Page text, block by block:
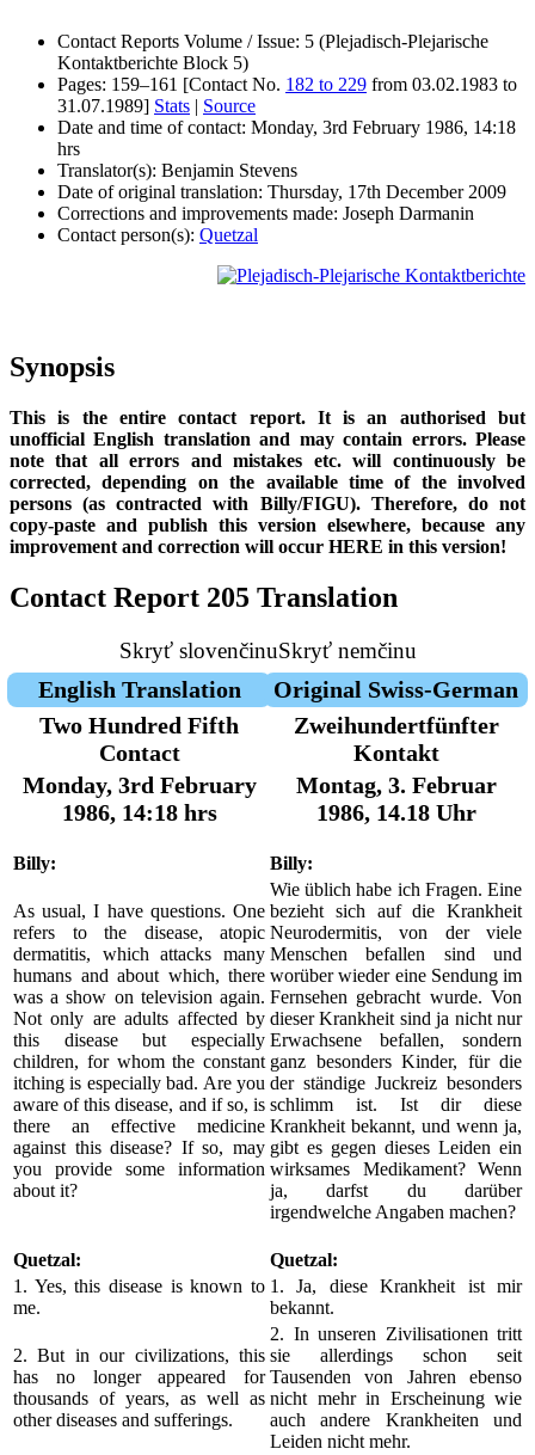
Contact Reports Volume / Issue: 5 (Plejadisch-Plejarische
Kontaktberichte Block 5)
Pages: 159–161 [Contact No. 182 to 229 from 03.02.1983 to
31.07.1989] Stats | Source
Date and time of contact: Monday, 3rd February 1986, 14:18
hrs
Translator(s): Benjamin Stevens
Date of original translation: Thursday, 17th December 2009
Corrections and improvements made: Joseph Darmanin
Contact person(s): Quetzal
Synopsis
This is the entire contact report. It is an authorised but
unofficial English translation and may contain errors. Please
note that all errors and mistakes etc. will continuously be
corrected, depending on the available time of the involved
persons (as contracted with Billy/FIGU). Therefore, do not
copy-paste and publish this version elsewhere, because any
improvement and correction will occur HERE in this version!
Contact Report 205 Translation
Skryť slovenčinuSkryť nemčinu
English Translation
Original Swiss-German
Two Hundred Fifth
Contact
Zweihundertfünfter
Kontakt
Monday, 3rd February
1986, 14:18 hrs
Montag, 3. Februar
1986, 14.18 Uhr
Billy: Billy:
As usual, I have questions. One
refers to the disease, atopic
dermatitis, which attacks many
humans and about which, there
was a show on television again.
Not only are adults affected by
this disease but especially
children, for whom the constant
itching is especially bad. Are you
aware of this disease, and if so, is
there an effective medicine
against this disease? If so, may
you provide some information
about it?
Wie üblich habe ich Fragen. Eine
bezieht sich auf die Krankheit
Neurodermitis, von der viele
Menschen befallen sind und
worüber wieder eine Sendung im
Fernsehen gebracht wurde. Von
dieser Krankheit sind ja nicht nur
Erwachsene befallen, sondern
ganz besonders Kinder, für die
der ständige Juckreiz besonders
schlimm ist. Ist dir diese
Krankheit bekannt, und wenn ja,
gibt es gegen dieses Leiden ein
wirksames Medikament? Wenn
ja, darfst du darüber
irgendwelche Angaben machen?
Quetzal:
Quetzal:
1. Yes, this disease is known to
me.
1. Ja, diese Krankheit ist mir
bekannt.
2. But in our civilizations, this
has no longer appeared for
thousands of years, as well as
other diseases and sufferings.
2. In unseren Zivilisationen tritt
sie allerdings schon seit
Tausenden von Jahren ebenso
nicht mehr in Erscheinung wie
auch andere Krankheiten und
Leiden nicht mehr.